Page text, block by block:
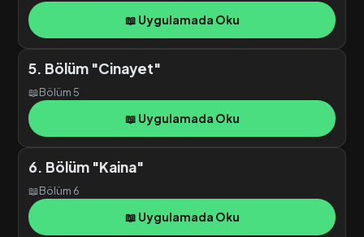
📖 Uygulamada Oku
5. Bölüm "Cinayet"
📖Bölüm 5
📖 Uygulamada Oku
6. Bölüm "Kaina"
📖Bölüm 6
📖 Uygulamada Oku